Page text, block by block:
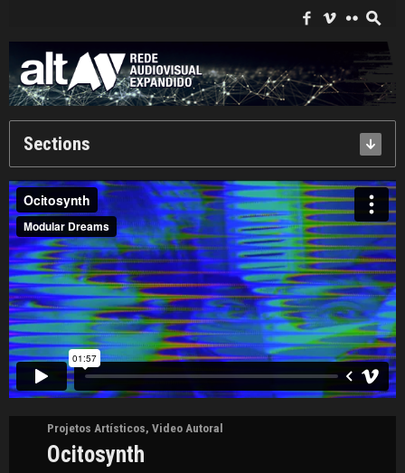
f i c s
Sections
Projetos Artísticos, Video Autoral
Ocitosynth